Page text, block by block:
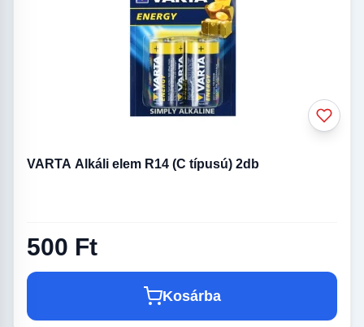
VARTA Alkáli elem R14 (C típusú) 2db
500 Ft
Kosárba